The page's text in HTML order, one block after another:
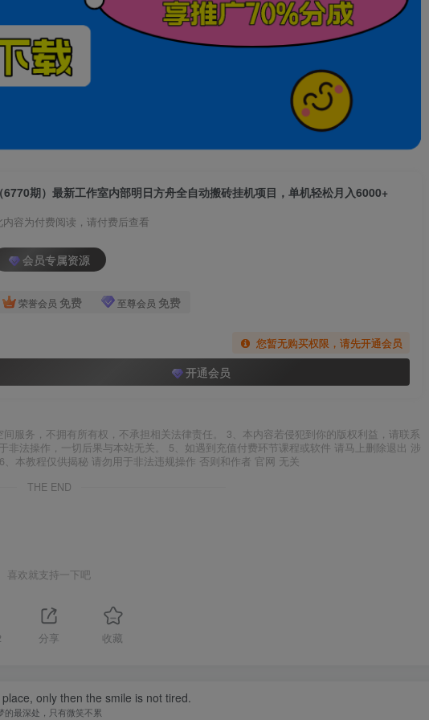
6770期）最新工作室内部明日方舟全自动搬砖挂机项目，单机轻松月入6000+
内容为付费阅读，请付费后查看
会员专属资源
荣誉会员 免费 至尊会员 免费
您暂无购买权限，请先开通会员
开通会员
服务，不拥有所有权，不承担相关法律责任。 3、本内容若侵犯到你的版权利益，请联系
法操作，一切后果与本站无关。 5、如遇到充值付费环节课程或软件 请马上删除退出 涉
本教程仅供揭秘 请勿用于非法违规操作 否则和作者 官网 无关
THE END
喜欢就支持一下吧
分享 收藏
only then the smile is not tired.
的最深处，只有微笑不累